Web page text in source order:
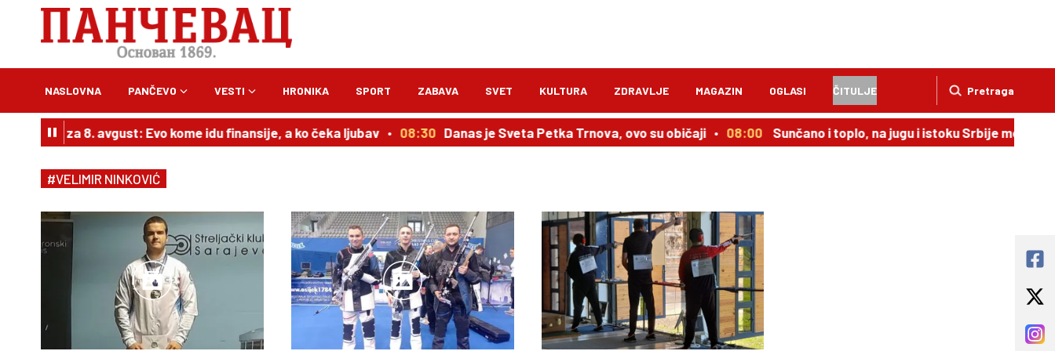
Pretraga
NASLOVNA PANČEVO VESTI HRONIKA SPORT ZABAVA SVET KULTURA ZDRAVLJE MAGAZIN OGLASI ČITULJE
za 8. avgust: Evo kome idu finansije, a ko čeka ljubav 08:30 Danas je Sveta Petka Trnova, ovo su običaji 08:00 Sunčano i toplo, na jugu i istoku Srbije moguća
#VELIMIR NINKOVIĆ